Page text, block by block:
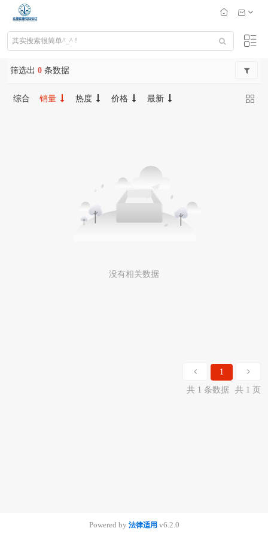
筛选出 0 条数据
综合 销量 热度 价格 最新
没有相关数据
1
共 1 条数据
共 1 页
Powered by 法律适用 v6.2.0